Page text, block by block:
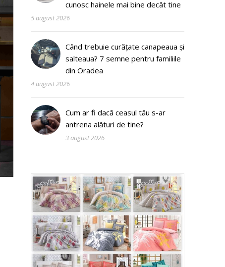
cunosc hainele mai bine decât tine
5 august 2026
Când trebuie curățate canapeaua și
salteaua? 7 semne pentru familiile
din Oradea
4 august 2026
Cum ar fi dacă ceasul tău s-ar
antrena alături de tine?
3 august 2026